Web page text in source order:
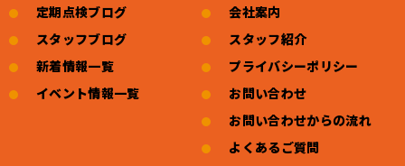
定期点検ブログ
スタッフブログ
新着情報一覧
イベント情報一覧
会社案内
スタッフ紹介
プライバシーポリシー
お問い合わせ
お問い合わせからの流れ
よくあるご質問